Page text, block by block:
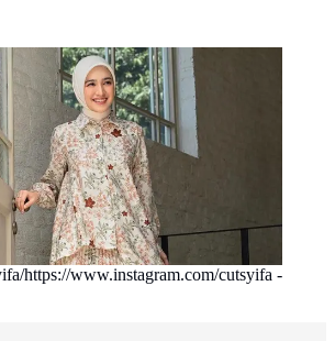
https://www.instagram.com/cutsyifa -